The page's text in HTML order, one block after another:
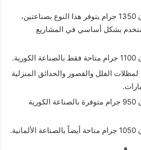
مظلات ألماني بوزن 1350 جرام يتوفر هذا النوع بصناعتين،
بشكل أساسي في المشاريع
الفلل والقصور والحدائق المنزلية
مظلات ألماني بوزن 950 جرام متوفرة بالصناعة الكورية